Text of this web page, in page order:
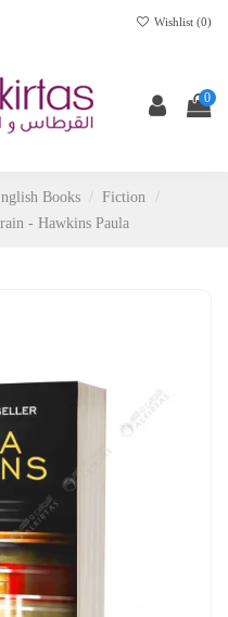
Wishlist (0)
0
Books
Fiction
- Hawkins Paula